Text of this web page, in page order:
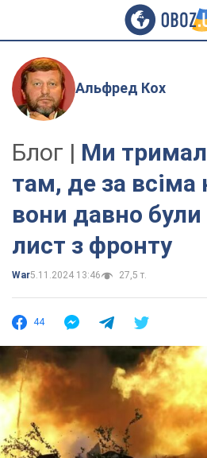
Альфред Кох
Блог | Ми
там, де за всіма
вони давно були
лист з фронту
War5.11.2024 13:46 27,5 т.
44